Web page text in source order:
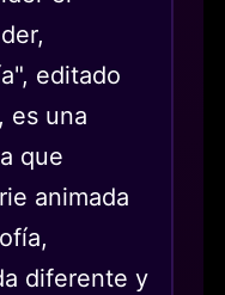
editado
es una
que
animada
diferente y